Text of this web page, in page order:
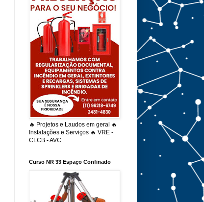
🔥 Projetos e Laudos em geral 🔥
Instalações e Serviços 🔥 VRE -
CLCB - AVC
Curso NR 33 Espaço Confinado